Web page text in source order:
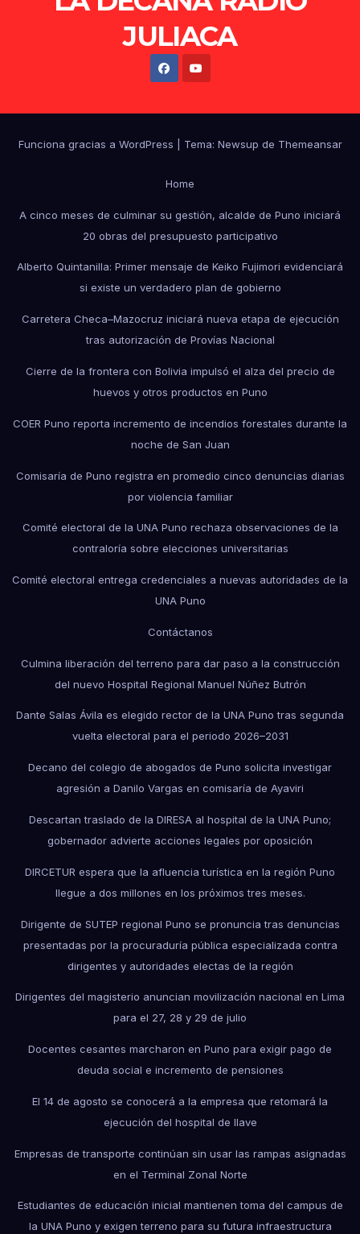
JULIACA
Funciona gracias a WordPress Tema: Newsup de Themeansar
Home
A cinco meses de culminar su gestión, alcalde de Puno iniciará
20 obras del presupuesto participativo
Alberto Quintanilla: Primer mensaje de Keiko Fujimori evidenciará
si existe un verdadero plan de gobierno
Carretera Checa–Mazocruz iniciará nueva etapa de ejecución
tras autorización de Provías Nacional
Cierre de la frontera con Bolivia impulsó el alza del precio de
huevos y otros productos en Puno
COER Puno reporta incremento de incendios forestales durante la
noche de San Juan
Comisaría de Puno registra en promedio cinco denuncias diarias
por violencia familiar
Comité electoral de la UNA Puno rechaza observaciones de la
contraloría sobre elecciones universitarias
Comité electoral entrega credenciales a nuevas autoridades de la
UNA Puno
Contáctanos
Culmina liberación del terreno para dar paso a la construcción
del nuevo Hospital Regional Manuel Núñez Butrón
Dante Salas Ávila es elegido rector de la UNA Puno tras segunda
vuelta electoral para el periodo 2026–2031
Decano del colegio de abogados de Puno solicita investigar
agresión a Danilo Vargas en comisaría de Ayaviri
Descartan traslado de la DIRESA al hospital de la UNA Puno;
gobernador advierte acciones legales por oposición
DIRCETUR espera que la afluencia turística en la región Puno
llegue a dos millones en los próximos tres meses.
Dirigente de SUTEP regional Puno se pronuncia tras denuncias
presentadas por la procuraduría pública especializada contra
dirigentes y autoridades electas de la región
Dirigentes del magisterio anuncian movilización nacional en Lima
para el 27, 28 y 29 de julio
Docentes cesantes marcharon en Puno para exigir pago de
deuda social e incremento de pensiones
El 14 de agosto se conocerá a la empresa que retomará la
ejecución del hospital de Ilave
Empresas de transporte continúan sin usar las rampas asignadas
en el Terminal Zonal Norte
Estudiantes de educación inicial mantienen toma del campus de
la UNA Puno y exigen terreno para su futura infraestructura